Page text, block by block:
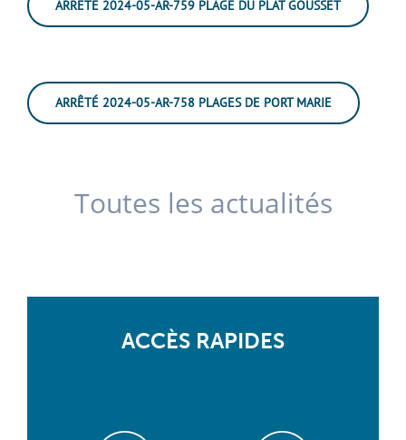
ARRÊTÉ 2024-05-AR-759 PLAGE DU PLAT GOUSSET
ARRÊTÉ 2024-05-AR-758 PLAGES DE PORT MARIE
Toutes les actualités
ACCÈS RAPIDES